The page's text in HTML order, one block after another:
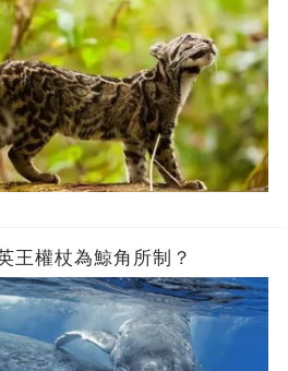
王權杖為鯨角所制？